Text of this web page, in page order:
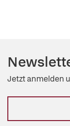
Jetzt anmelden